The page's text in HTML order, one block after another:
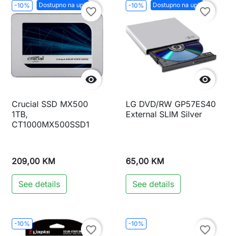
-10% Dostupno na upit

favorite_border
Crucial SSD MX500
1TB,
CT1000MX500SSD1
209,00 KM
See details
-10% Dostupno na upit

favorite_border
LG DVD/RW GP57ES40
External SLIM Silver
65,00 KM
See details
-10%
favorite_border
-10%
favorite_border